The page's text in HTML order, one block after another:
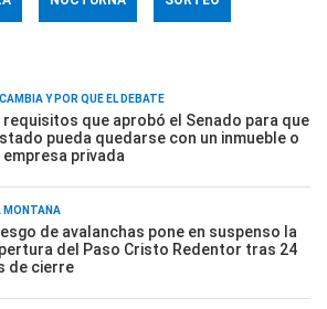
Y POR QUÉ EL DEBATE
requisitos que aprobó el Senado para que
pueda quedarse con un inmueble o
empresa privada
MONTAÑA
de avalanchas pone en suspenso la
del Paso Cristo Redentor tras 24
de cierre